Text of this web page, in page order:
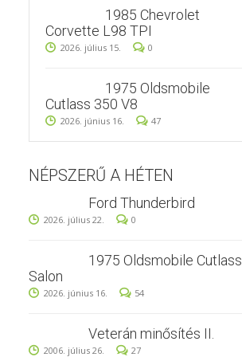
1985 Chevrolet
Corvette L98 TPI
2026. július 15. 0
1975 Oldsmobile
Cutlass 350 V8
2026. június 16. 47
NÉPSZERŰ A HÉTEN
Ford Thunderbird
2026. július 22. 0
1975 Oldsmobile Cutlass
Salon
2026. június 16. 54
Veterán minősítés II.
2006. július 26. 27